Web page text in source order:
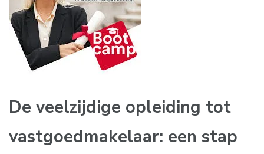
De veelzijdige opleiding tot
vastgoedmakelaar: een stap